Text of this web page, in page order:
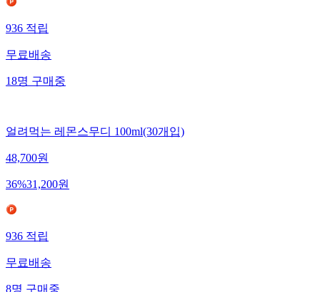
936적립
무료배송
18명구매중
얼려먹는 레몬스무디 100ml(30개입)
48,700원
36%31,200원
936적립
무료배송